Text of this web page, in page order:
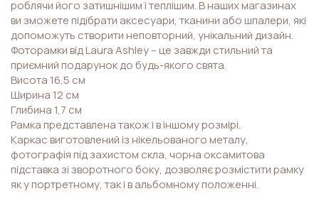
роблячи його затишнішим і теплішим. В наших магазинах
ви зможете підібрати аксесуари, тканини або шпалери, які
допоможуть створити неповторний, унікальний дизайн.
Фоторамки від Laura Ashley – це завжди стильний та
приємний подарунок до будь-якого свята.
Висота 16,5 см
Ширина 12 см
Глибина 1,7 см
Рамка представлена також і в іншому розмірі.
Каркас виготовлений із нікельованого металу,
фотографія під захистом скла, чорна оксамитова
підставка зі зворотного боку, дозволяє розмістити рамку
як у портретному, так і в альбомному положенні.